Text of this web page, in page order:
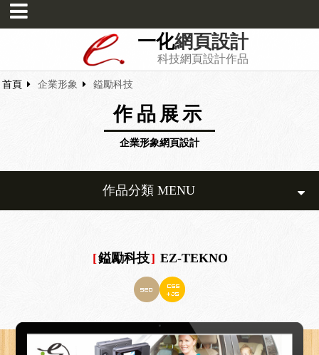
一化網頁設計
科技網頁設計作品
首頁 企業形象 鎰勵科技
作品展示
企業形象網頁設計
作品分類 MENU
[鎰勵科技] EZ-TEKNO